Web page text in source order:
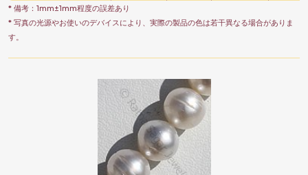
* 備考：1mm±1mm程度の誤差あり
* 写真の光源やお使いのデバイスにより、実際の製品の色は若干異なる場合がありま
す。